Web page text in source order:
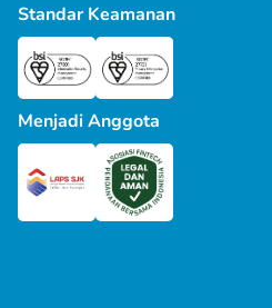
Standar Keamanan
Menjadi Anggota